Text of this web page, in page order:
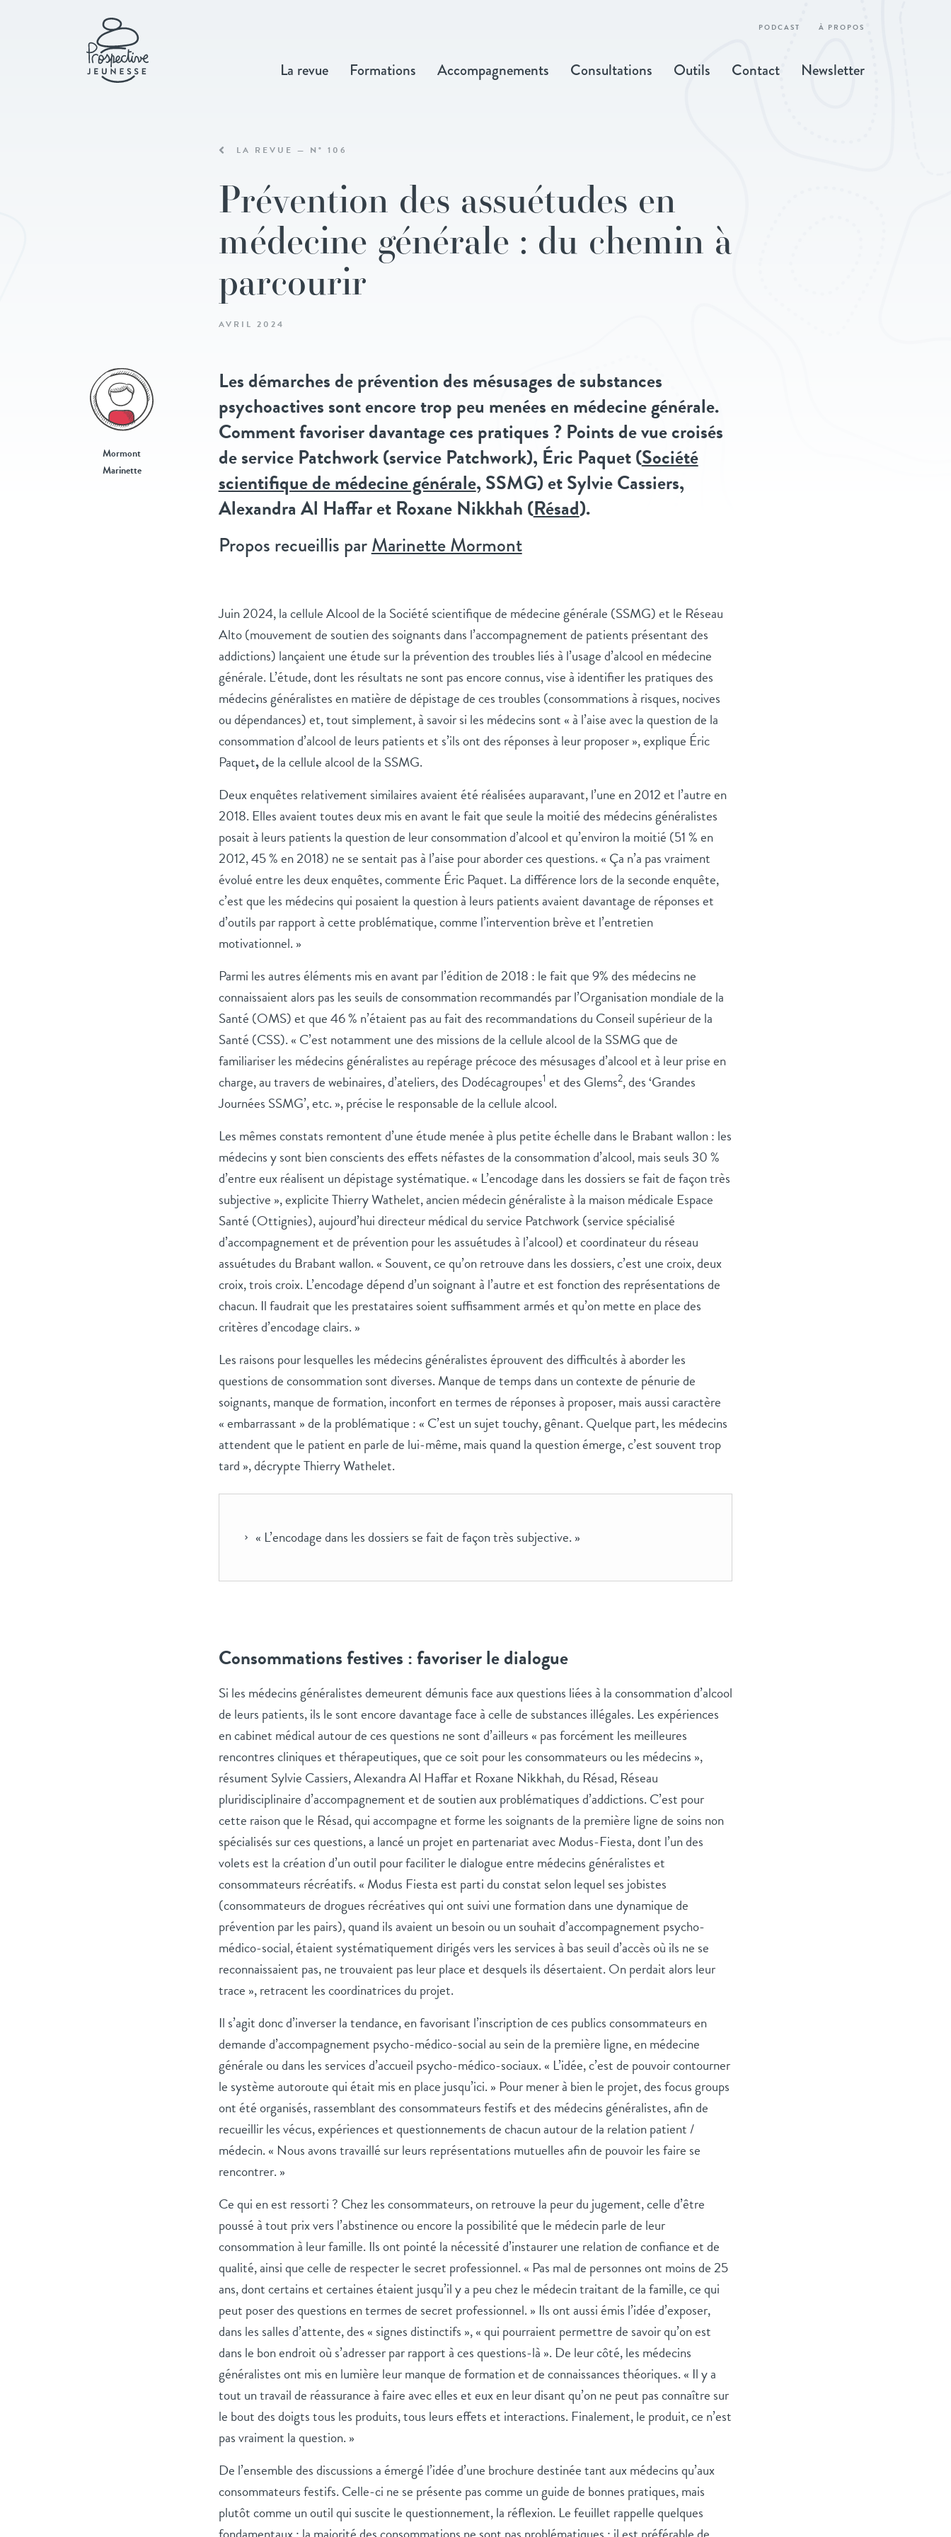
PODCAST À PROPOS
La revue Formations Accompagnements Consultations Outils Contact Newsletter
LA REVUE — N° 106
Prévention des assuétudes en
médecine générale : du chemin à
parcourir
AVRIL 2024
Mormont
Marinette
Les démarches de prévention des mésusages de substances
psychoactives sont encore trop peu menées en médecine générale.
Comment favoriser davantage ces pratiques ? Points de vue croisés
de service Patchwork (service Patchwork), Éric Paquet (Société
scientifique de médecine générale, SSMG) et Sylvie Cassiers,
Alexandra Al Haffar et Roxane Nikkhah (Résad).
Propos recueillis parMarinette Mormont
Juin 2024, la cellule Alcool de la Société scientifique de médecine générale (SSMG) et le Réseau
Alto (mouvement de soutien des soignants dans l’accompagnement de patients présentant des
addictions) lançaient une étude sur la prévention des troubles liés à l’usage d’alcool en médecine
générale. L’étude, dont les résultats ne sont pas encore connus, vise à identifier les pratiques des
médecins généralistes en matière de dépistage de ces troubles (consommations à risques, nocives
ou dépendances) et, tout simplement, à savoir si les médecins sont « à l’aise avec la question de la
consommation d’alcool de leurs patients et s’ils ont des réponses à leur proposer », explique Éric
Paquet,de la cellule alcool de la SSMG.
Deux enquêtes relativement similaires avaient été réalisées auparavant, l’une en 2012 et l’autre en
2018. Elles avaient toutes deux mis en avant le fait que seule la moitié des médecins généralistes
posait à leurs patients la question de leur consommation d’alcool et qu’environ la moitié (51 % en
2012, 45 % en 2018) ne se sentait pas à l’aise pour aborder ces questions. « Ça n’a pas vraiment
évolué entre les deux enquêtes, commente Éric Paquet. La différence lors de la seconde enquête,
c’est que les médecins qui posaient la question à leurs patients avaient davantage de réponses et
d’outils par rapport à cette problématique, comme l’intervention brève et l’entretien
motivationnel. »
Parmi les autres éléments mis en avant par l’édition de 2018 : le fait que 9% des médecins ne
connaissaient alors pas les seuils de consommation recommandés par l’Organisation mondiale de la
Santé (OMS) et que 46 % n’étaient pas au fait des recommandations du Conseil supérieur de la
Santé (CSS). « C’est notamment une des missions de la cellule alcool de la SSMG que de
familiariser les médecins généralistes au repérage précoce des mésusages d’alcool et à leur prise en
charge, au travers de webinaires, d’ateliers, des Dodécagroupes1 et des Glems2, des ‘Grandes
Journées SSMG’, etc. », précise le responsable de la cellule alcool.
Les mêmes constats remontent d’une étude menée à plus petite échelle dans le Brabant wallon : les
médecins y sont bien conscients des effets néfastes de la consommation d’alcool, mais seuls 30 %
d’entre eux réalisent un dépistage systématique. « L’encodage dans les dossiers se fait de façon très
subjective », explicite Thierry Wathelet, ancien médecin généraliste à la maison médicale Espace
Santé (Ottignies), aujourd’hui directeur médical du service Patchwork (service spécialisé
d’accompagnement et de prévention pour les assuétudes à l’alcool) et coordinateur du réseau
assuétudes du Brabant wallon. « Souvent, ce qu’on retrouve dans les dossiers, c’est une croix, deux
croix, trois croix. L’encodage dépend d’un soignant à l’autre et est fonction des représentations de
chacun. Il faudrait que les prestataires soient suffisamment armés et qu’on mette en place des
critères d’encodage clairs. »
Les raisons pour lesquelles les médecins généralistes éprouvent des difficultés à aborder les
questions de consommation sont diverses. Manque de temps dans un contexte de pénurie de
soignants, manque de formation, inconfort en termes de réponses à proposer, mais aussi caractère
« embarrassant » de la problématique : « C’est un sujet touchy, gênant. Quelque part, les médecins
attendent que le patient en parle de lui-même, mais quand la question émerge, c’est souvent trop
tard », décrypte Thierry Wathelet.
« L’encodage dans les dossiers se fait de façon très subjective. »
Consommations festives : favoriser le dialogue
Si les médecins généralistes demeurent démunis face aux questions liées à la consommation d’alcool
de leurs patients, ils le sont encore davantage face à celle de substances illégales. Les expériences
en cabinet médical autour de ces questions ne sont d’ailleurs « pas forcément les meilleures
rencontres cliniques et thérapeutiques, que ce soit pour les consommateurs ou les médecins »,
résument Sylvie Cassiers, Alexandra Al Haffar et Roxane Nikkhah, du Résad, Réseau
pluridisciplinaire d’accompagnement et de soutien aux problématiques d’addictions. C’est pour
cette raison que le Résad, qui accompagne et forme les soignants de la première ligne de soins non
spécialisés sur ces questions, a lancé un projet en partenariat avec Modus-Fiesta, dont l’un des
volets est la création d’un outil pour faciliter le dialogue entre médecins généralistes et
consommateurs récréatifs. « Modus Fiesta est parti du constat selon lequel ses jobistes
(consommateurs de drogues récréatives qui ont suivi une formation dans une dynamique de
prévention par les pairs), quand ils avaient un besoin ou un souhait d’accompagnement psycho-
médico-social, étaient systématiquement dirigés vers les services à bas seuil d’accès où ils ne se
reconnaissaient pas, ne trouvaient pas leur place et desquels ils désertaient. On perdait alors leur
trace », retracent les coordinatrices du projet.
Il s’agit donc d’inverser la tendance, en favorisant l’inscription de ces publics consommateurs en
demande d’accompagnement psycho-médico-social au sein de la première ligne, en médecine
générale ou dans les services d’accueil psycho-médico-sociaux. « L’idée, c’est de pouvoir contourner
le système autoroute qui était mis en place jusqu’ici. » Pour mener à bien le projet, des focus groups
ont été organisés, rassemblant des consommateurs festifs et des médecins généralistes, afin de
recueillir les vécus, expériences et questionnements de chacun autour de la relation patient /
médecin. « Nous avons travaillé sur leurs représentations mutuelles afin de pouvoir les faire se
rencontrer. »
Ce qui en est ressorti ? Chez les consommateurs, on retrouve la peur du jugement, celle d’être
poussé à tout prix vers l’abstinence ou encore la possibilité que le médecin parle de leur
consommation à leur famille. Ils ont pointé la nécessité d’instaurer une relation de confiance et de
qualité, ainsi que celle de respecter le secret professionnel. « Pas mal de personnes ont moins de 25
ans, dont certains et certaines étaient jusqu’il y a peu chez le médecin traitant de la famille, ce qui
peut poser des questions en termes de secret professionnel. » Ils ont aussi émis l’idée d’exposer,
dans les salles d’attente, des « signes distinctifs », « qui pourraient permettre de savoir qu’on est
dans le bon endroit où s’adresser par rapport à ces questions-là ». De leur côté, les médecins
généralistes ont mis en lumière leur manque de formation et de connaissances théoriques. « Il y a
tout un travail de réassurance à faire avec elles et eux en leur disant qu’on ne peut pas connaître sur
le bout des doigts tous les produits, tous leurs effets et interactions. Finalement, le produit, ce n’est
pas vraiment la question. »
De l’ensemble des discussions a émergé l’idée d’une brochure destinée tant aux médecins qu’aux
consommateurs festifs. Celle-ci ne se présente pas comme un guide de bonnes pratiques, mais
plutôt comme un outil qui suscite le questionnement, la réflexion. Le feuillet rappelle quelques